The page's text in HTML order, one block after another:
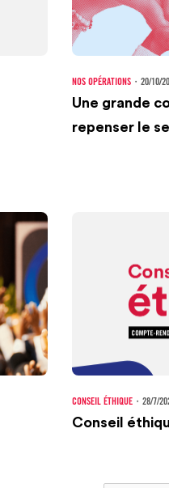
NOS OPÉRATIONS ・ 20/10/
Une grande
repenser le
CONSEIL ÉTHIQUE ・ 28/7/
Conseil